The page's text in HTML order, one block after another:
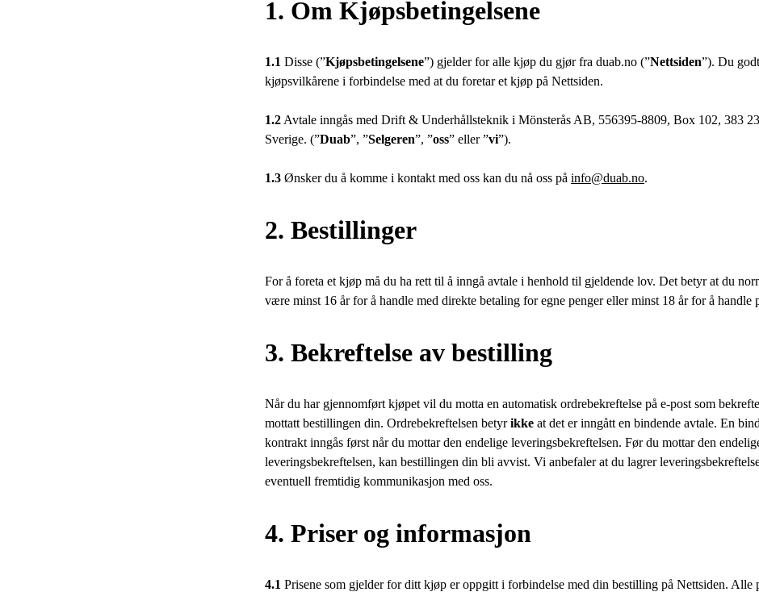
1. Om Kjøpsbetingelsene
1.1 Disse (”Kjøpsbetingelsene”) gjelder for alle kjøp du gjør fra duab.no (”Nettsiden”). Du
kjøpsvilkårene i forbindelse med at du foretar et kjøp på Nettsiden.
1.2 Avtale inngås med Drift & Underhållsteknik i Mönsterås AB, 556395-8809, Box 102, 383
Sverige. (”Duab”, ”Selgeren”, ”oss” eller ”vi”).
1.3 Ønsker du å komme i kontakt med oss kan du nå oss på info@duab.no.
2. Bestillinger
For å foreta et kjøp må du ha rett til å inngå avtale i henhold til gjeldende lov. Det betyr at du
være minst 16 år for å handle med direkte betaling for egne penger eller minst 18 år for å handle
3. Bekreftelse av bestilling
Når du har gjennomført kjøpet vil du motta en automatisk ordrebekreftelse på e-post som
mottatt bestillingen din. Ordrebekreftelsen betyrikke at det er inngått en bindende avtale. En
kontrakt inngås først når du mottar den endelige leveringsbekreftelsen. Før du mottar den
leveringsbekreftelsen, kan bestillingen din bli avvist. Vi anbefaler at du lagrer
eventuell fremtidig kommunikasjon med oss.
4. Priser og informasjon
4.1 Prisene som gjelder for ditt kjøp er oppgitt i forbindelse med din bestilling på Nettsiden. Alle